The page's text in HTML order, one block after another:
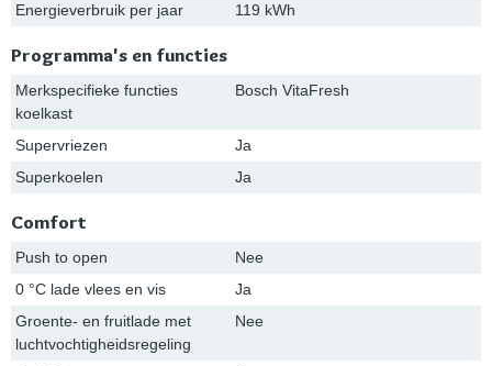
Energieverbruik per jaar
119 kWh
Programma's en functies
Merkspecifieke functies
koelkast
Bosch VitaFresh
Supervriezen
Ja
Superkoelen
Ja
Comfort
Push to open
Nee
0 °C lade vlees en vis
Ja
Groente- en fruitlade met
luchtvochtigheidsregeling
Nee